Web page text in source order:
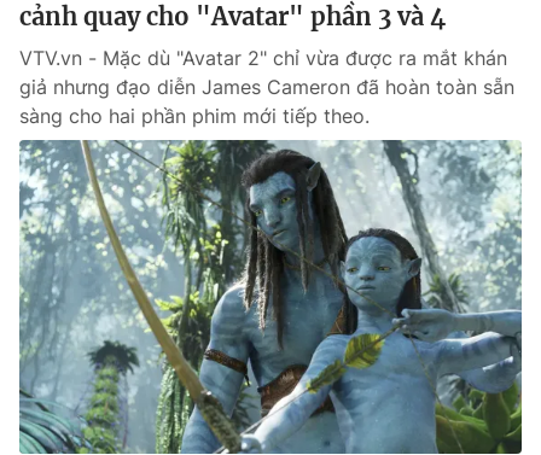
cảnh quay cho "Avatar" phần 3 và 4
VTV.vn - Mặc dù "Avatar 2" chỉ vừa được ra mắt khán
giả nhưng đạo diễn James Cameron đã hoàn toàn sẵn
sàng cho hai phần phim mới tiếp theo.